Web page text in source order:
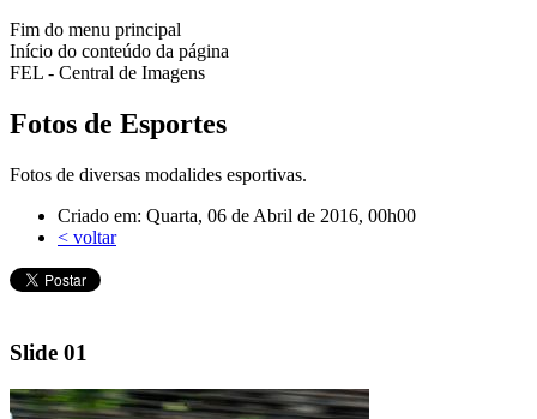
Fim do menu principal
Início do conteúdo da página
FEL - Central de Imagens
Fotos de Esportes
Fotos de diversas modalides esportivas.
Criado em: Quarta, 06 de Abril de 2016, 00h00
< voltar
Slide 01